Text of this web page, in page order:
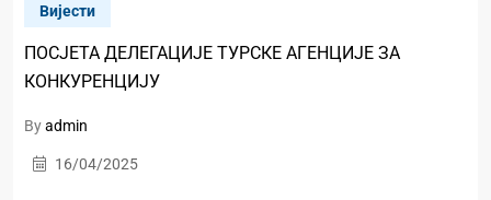
Вијести
ПОСЈЕТА ДЕЛЕГАЦИЈЕ ТУРСКЕ АГЕНЦИЈЕ ЗА
КОНКУРЕНЦИЈУ
Byadmin
16/04/2025